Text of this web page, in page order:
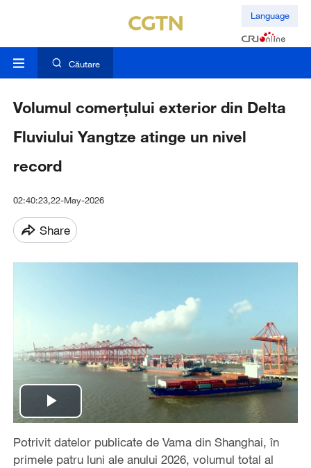
Language
Căutare
Volumul comerțului exterior din Delta
Fluviului Yangtze atinge un nivel
record
02:40:23,22-May-2026
Share
Play
Video
Potrivit datelor publicate de Vama din Shanghai, în
primele patru luni ale anului 2026, volumul total al